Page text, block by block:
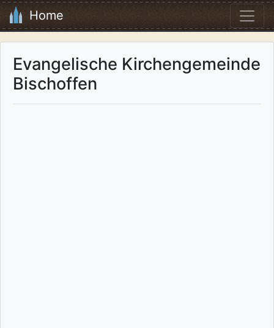
Home
Evangelische Kirchengemeinde
Bischoffen